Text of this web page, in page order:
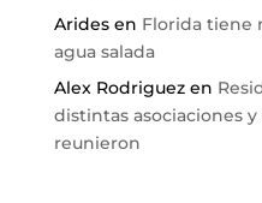
Aridesen Florida tiene
agua salada
Alex Rodriguezen
distintas asociaciones
reunieron